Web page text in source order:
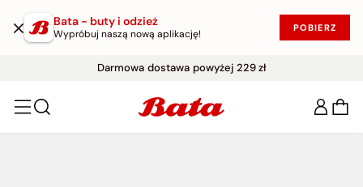
Bata - buty i odzież
Wypróbuj naszą nową aplikację! POBIERZ
Darmowa dostawa powyżej 229 zł